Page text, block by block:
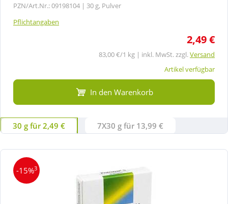
PZN/Art.Nr.: 09198104 | 30 g, Pulver
Pflichtangaben
2,49 €
83,00 €/1 kg | inkl. MwSt. zzgl.Versand
Artikel verfügbar
In den Warenkorb
30 g für 2,49 € 7X30 g für 13,99 €
-15%3